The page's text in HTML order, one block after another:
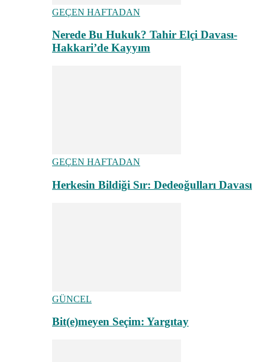
GEÇEN HAFTADAN
Nerede Bu Hukuk? Tahir Elçi Davası-
Hakkari’de Kayyım
GEÇEN HAFTADAN
Herkesin Bildiği Sır: Dedeoğulları Davası
GÜNCEL
Bit(e)meyen Seçim: Yargıtay